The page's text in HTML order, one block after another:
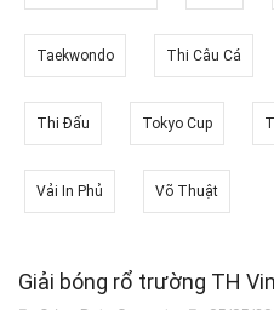
Taekwondo Thi Câu Cá
Thi Đấu Tokyo Cup
Vải In Phủ Võ Thuật
Giải bóng rổ trường TH